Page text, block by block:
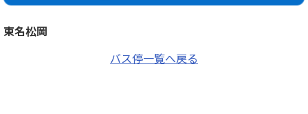
東名松岡
バス停一覧へ戻る